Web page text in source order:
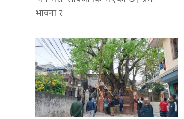
भावना र